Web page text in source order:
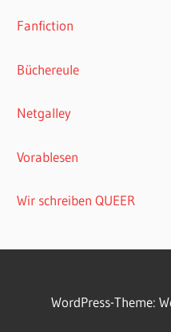
Fanfiction
Büchereule
Netgalley
Vorablesen
Wir schreiben QUEER
WordPress-Theme: